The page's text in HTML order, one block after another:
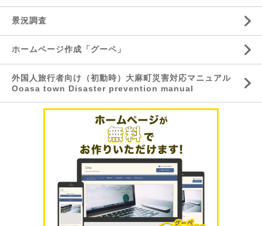
景況調査
ホームページ作成「グーペ」
外国人旅行者向け（初動時）大麻町災害対応マニュアル
Ooasa town Disaster prevention manual